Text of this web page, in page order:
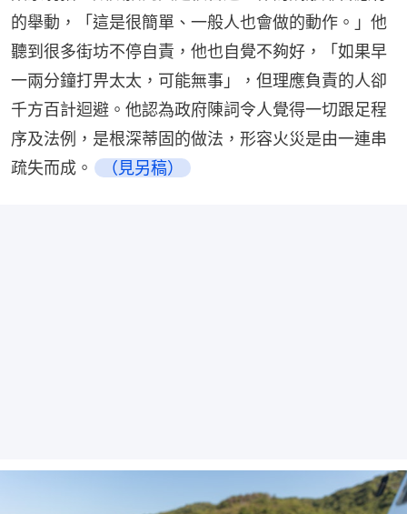
的舉動，「這是很簡單、一般人也會做的動作。」他
聽到很多街坊不停自責，他也自覺不夠好，「如果早
一兩分鐘打畀太太，可能無事」，但理應負責的人卻
千方百計迴避。他認為政府陳詞令人覺得一切跟足程
序及法例，是根深蒂固的做法，形容火災是由一連串
疏失而成。
（見另稿）